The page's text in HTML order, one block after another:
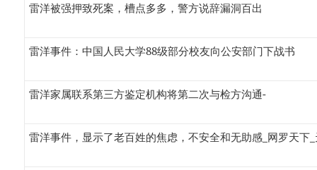
雷洋被强押致死案，槽点多多，警方说辞漏洞百出
雷洋事件：中国人民大学88级部分校友向公安部门下战书
雷洋家属联系第三方鉴定机构将第二次与检方沟通-
雷洋事件，显示了老百姓的焦虑，不安全和无助感_网罗天下